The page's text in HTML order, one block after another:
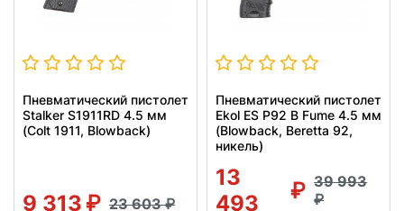
Пневматический пистолет
Stalker S1911RD 4.5 мм
(Colt 1911, Blowback)
9 313 23 603
Пневматический пистолет
Ekol ES P92 B Fume 4.5 мм
(Blowback, Beretta 92,
никель)
13
493
39 993